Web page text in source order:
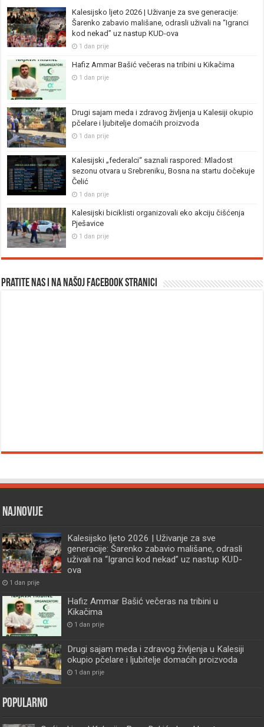
Kalesijsko ljeto 2026 | Uživanje za sve generacije:
Šarenko zabavio mališane, odrasli uživali na “Igranci
kod nekad” uz nastup KUD-ova
1 dan prije
Hafiz Ammar Bašić večeras na tribini u Kikačima
1 dan prije
Drugi sajam meda i zdravog življenja u Kalesiji okupio
pčelare i ljubitelje domaćih proizvoda
1 dan prije
Kalesijski „federalci“ saznali raspored: Mladost
sezonu otvara u Srebreniku, Bosna na startu dočekuje
Čelić
1 dan prije
Kalesijski biciklisti organizovali eko akciju čišćenja
Pješavice
1 dan prije
Pratite nas i na našoj facebook stranici
Najnovije
Kalesijsko ljeto 2026 | Uživanje za sve
generacije: Šarenko zabavio mališane, odrasli
uživali na “Igranci kod nekad” uz nastup KUD-
ova
1 dan prije
Hafiz Ammar Bašić večeras na tribini u
Kikačima
1 dan prije
Drugi sajam meda i zdravog življenja u Kalesiji
okupio pčelare i ljubitelje domaćih proizvoda
1 dan prije
Popularno